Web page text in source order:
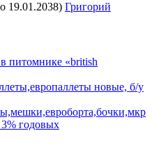
19.01.2038) Григорий
питомнике «british
новые, б/у
3% годовых